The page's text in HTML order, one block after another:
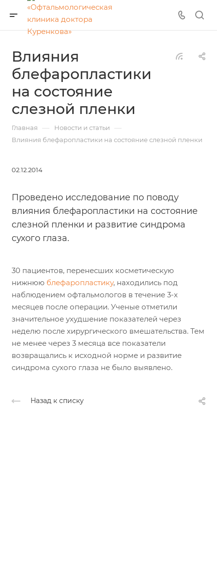
Влияния
блефаропластики
на состояние
слезной пленки
Главная — Новости и статьи —
Влияния блефаропластики на состояние слезной пленки
02.12.2014
Проведено исследование по поводу
влияния блефаропластики на состояние
слезной пленки и развитие синдрома
сухого глаза.
30 пациентов, перенесших косметическую
нижнюю блефаропластику, находились под
наблюдением офтальмологов в течение 3-х
месяцев после операции. Ученые отметили
значительное ухудшение показателей через
неделю после хирургического вмешательства. Тем
не менее через 3 месяца все показатели
возвращались к исходной норме и развитие
синдрома сухого глаза не было выявлено.
Назад к списку